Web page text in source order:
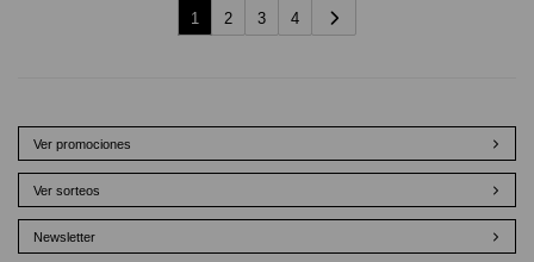
1 2 3 4
Ver promociones
Ver sorteos
Newsletter